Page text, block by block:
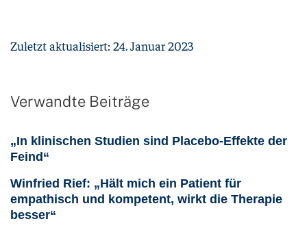
Zuletzt aktualisiert: 24. Januar 2023
Verwandte Beiträge
„In klinischen Studien sind Placebo-Effekte der
Feind“
Winfried Rief: „Hält mich ein Patient für
empathisch und kompetent, wirkt die Therapie
besser“